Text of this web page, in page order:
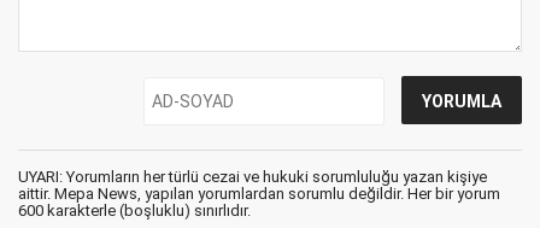
UYARI: Yorumların her türlü cezai ve hukuki sorumluluğu yazan kişiye
aittir. Mepa News, yapılan yorumlardan sorumlu değildir. Her bir yorum
600 karakterle (boşluklu) sınırlıdır.